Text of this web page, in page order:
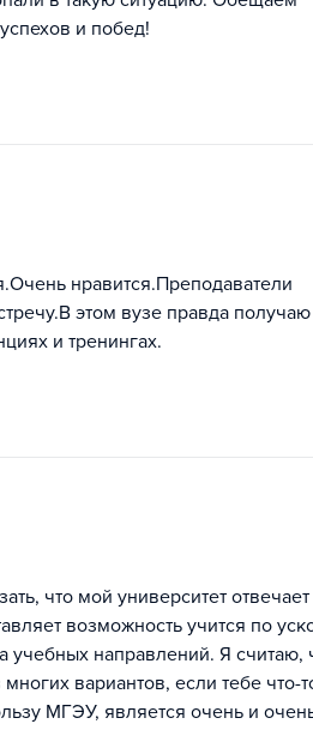
и побед!
нравится.Преподаватели
этом вузе правда получаю
и тренингах.
что мой университет
возможность учится по
направлений. Я считаю,
вариантов, если тебе что-
МГЭУ, является очень и